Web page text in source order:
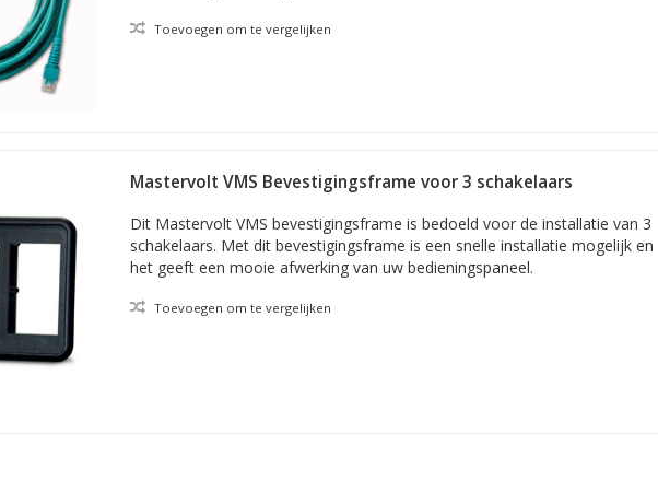
Toevoegen om te vergelijken
Mastervolt VMS Bevestigingsframe voor 3 schakelaars
Dit Mastervolt VMS bevestigingsframe is bedoeld voor de installatie van 3
schakelaars. Met dit bevestigingsframe is een snelle installatie mogelijk en
het geeft een mooie afwerking van uw bedieningspaneel.
Toevoegen om te vergelijken